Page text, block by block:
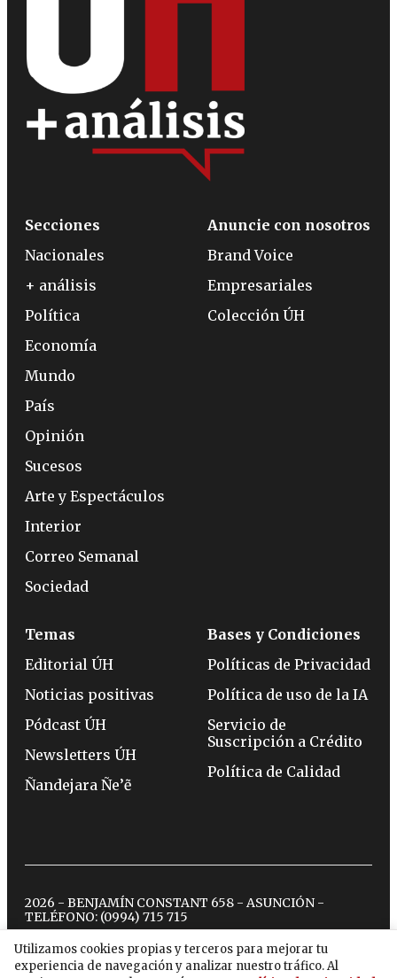
Utilizamos cookies propias y terceros para mejorar tu
experiencia de navegación y analizar nuestro tráfico. Al
Secciones
Nacionales
+ análisis
Política
Economía
Mundo
País
Opinión
Sucesos
Arte y Espectáculos
Interior
Correo Semanal
Sociedad
Anuncie con nosotros
Brand Voice
Empresariales
Colección ÚH
Temas
Editorial ÚH
Noticias positivas
Pódcast ÚH
Newsletters ÚH
Ñandejara Ñe’ẽ
Bases y Condiciones
Políticas de Privacidad
Política de uso de la IA
Servicio de
Suscripción a Crédito
Política de Calidad
2026 - BENJAMÍN CONSTANT 658 - ASUNCIÓN -
TELÉFONO: (0994) 715 715